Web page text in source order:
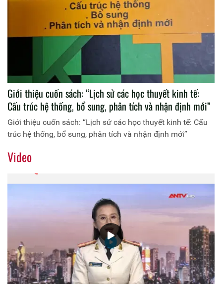
Giới thiệu cuốn sách: “Lịch sử các học thuyết kinh tế:
Cấu trúc hệ thống, bổ sung, phân tích và nhận định mới”
Giới thiệu cuốn sách: “Lịch sử các học thuyết kinh tế: Cấu
trúc hệ thống, bổ sung, phân tích và nhận định mới”
Video